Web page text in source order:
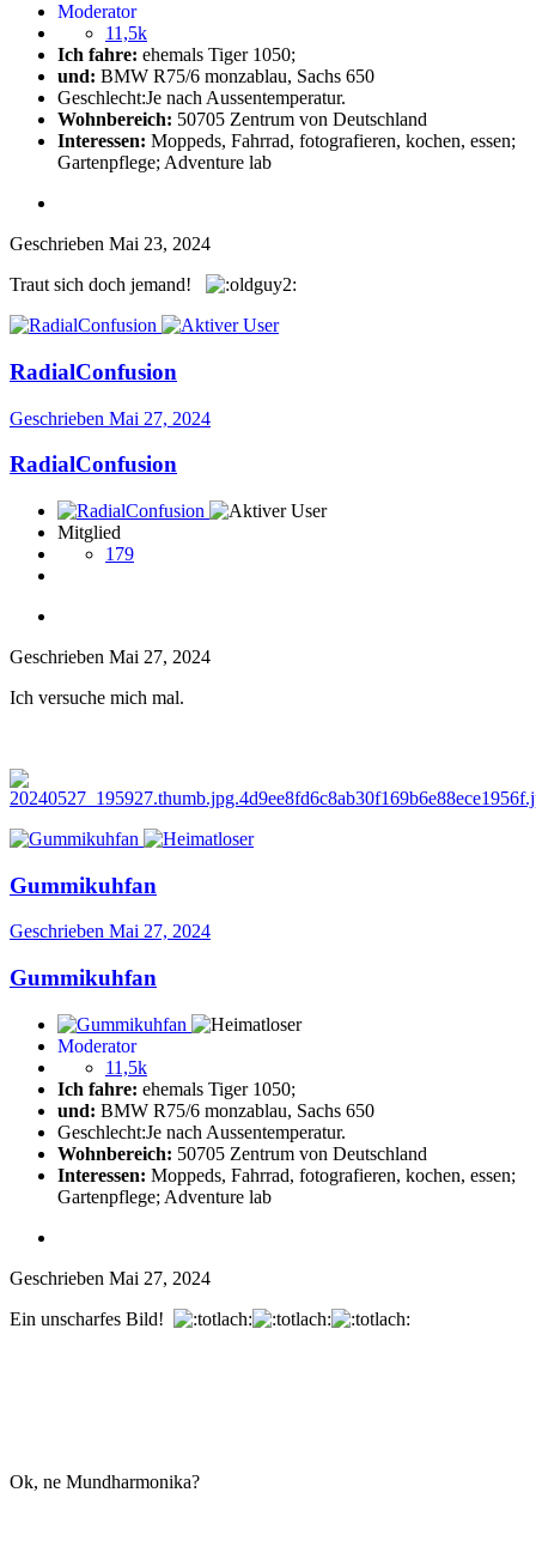
Moderator
11,5k
Ich fahre: ehemals Tiger 1050;
und: BMW R75/6 monzablau, Sachs 650
Geschlecht:Je nach Aussentemperatur.
Wohnbereich: 50705 Zentrum von Deutschland
Interessen: Moppeds, Fahrrad, fotografieren, kochen, essen;
Gartenpflege; Adventure lab
Geschrieben Mai 23, 2024
Traut sich doch jemand!
RadialConfusion
Geschrieben Mai 27, 2024
RadialConfusion
Mitglied
179
Geschrieben Mai 27, 2024
Ich versuche mich mal.
Gummikuhfan
Geschrieben Mai 27, 2024
Gummikuhfan
Moderator
11,5k
Ich fahre: ehemals Tiger 1050;
und: BMW R75/6 monzablau, Sachs 650
Geschlecht:Je nach Aussentemperatur.
Wohnbereich: 50705 Zentrum von Deutschland
Interessen: Moppeds, Fahrrad, fotografieren, kochen, essen;
Gartenpflege; Adventure lab
Geschrieben Mai 27, 2024
Ein unscharfes Bild!
Ok, ne Mundharmonika?